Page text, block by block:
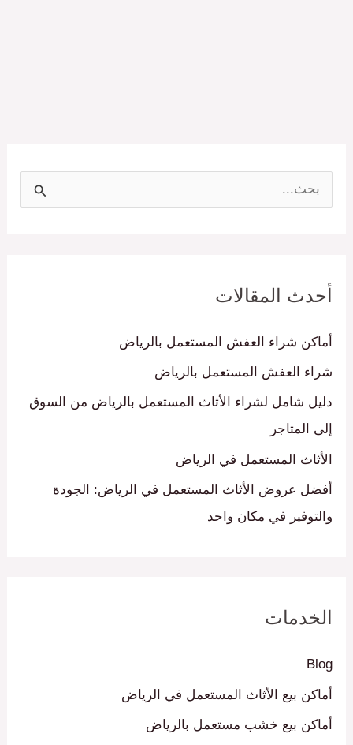
ث
:
أحدث المقالات
أماكن شراء العفش المستعمل بالرياض
شراء العفش المستعمل بالرياض
دليل شامل لشراء الأثاث المستعمل بالرياض من السوق
إلى المتاجر
الأثاث المستعمل في الرياض
أفضل عروض الأثاث المستعمل في الرياض: الجودة
والتوفير في مكان واحد
الخدمات
Blog
أماكن بيع الأثاث المستعمل في الرياض
أماكن بيع خشب مستعمل بالرياض